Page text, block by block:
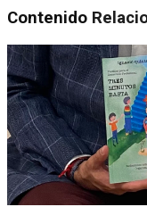
Contenido